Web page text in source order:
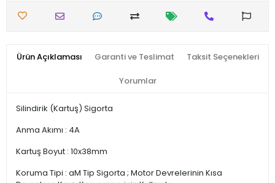
Ürün Açıklaması Garanti ve Teslimat Taksit Seçenekleri
Yorumlar
Silindirik (Kartuş) Sigorta
Anma Akımı : 4A
Kartuş Boyut : 10x38mm
Koruma Tipi : aM Tip Sigorta ; Motor Devrelerinin Kısa